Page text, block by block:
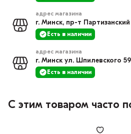
адрес магазина
г. Минск, пр-т Партизанский
Есть в наличии
адрес магазина
г. Минск ул. Шпилевского 59
Есть в наличии
С этим товаром часто